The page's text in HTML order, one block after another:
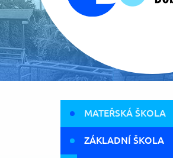
MATEŘSKÁ ŠKOLA
ZÁKLADNÍ ŠKOLA